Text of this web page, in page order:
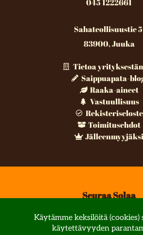
045 1222661
Sahateollisuustie 5
83900, Juuka
Tietoa
Saippuapata-
Raaka-aineet
Vastuullisuus
Rekisteriseloste
Toimitusehdot
Jälleenmyyjäksi
Seuraa Solaa